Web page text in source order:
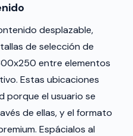
desplazable,
de selección de
entre elementos
Estas ubicaciones
porque el usuario se
de ellas, y el formato
Espácialos al